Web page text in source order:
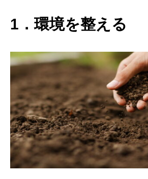
1．環境を整える